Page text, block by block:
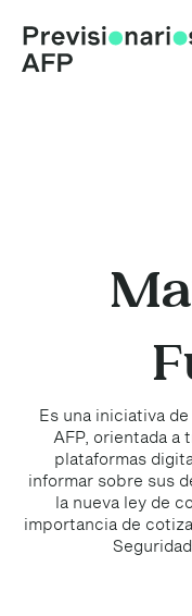
contenido
Es una iniciativa
AFP, orientada a
plataformas
informar sobre sus
la nueva ley de
importancia de